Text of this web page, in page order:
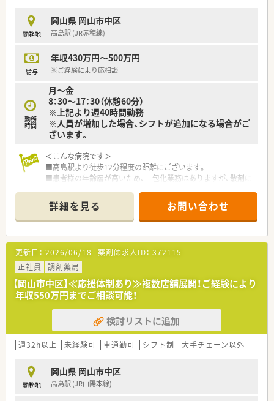
組織です。
【求人情報について】
で、これまでのご経験やスキルを十分に考慮した上で決定される
方針です。
じて支給される体制となっており、日々の頑張りが適切に評価さ
れます。
■年齢や性別は一切不問となっており、NST（栄養サポートチー
ム）の資格をお持ちの方や、今後取得を目指す意欲的な方を歓迎
します。
【勤務実態について】
■勤務時間は月曜日から金曜日の9時から17時までとなってお
り、休憩時間も1.5時間と長めに設定されているため無理なく働
けます。
■残業はほとんど発生しない環境であるため、終業後の時間を有
効に活用することができ、ワークライフバランスを重視したい方
に最適です。
■入院患者様の定期処方が毎週火曜日にあり、翌週の月曜までに
調剤を完了させることが、主な業務です。
勤務地
岡山県 岡山市中区
高島駅 (JR赤穂線)
給与
年収430万円～500万円
※ご経験により応相談
勤務
時間
月～金
8：30〜17：30（休憩60分）
※上記より週40時間勤務
※人員が増加した場合、シフトが追加になる場合がご
ざいます。
＜こんな病院です＞
■高島駅より徒歩12分程度の距離にございます。
■患者様の年齢層が高いため、一包化業務はありますが、散剤に
ん。
■1種１剤の意向で薬の品目が少ないこと・ジェネリックの使用
率が90％と高いのも特徴です。
＜業務内容＞
■調剤、監査、服薬指導、医薬品管理など
現在は院内調剤業務が中心のため、今後人員増加とともに病棟
業務等もやっていきたい意向がございます。
＜研修制度＞
■現場の先輩薬剤師より指導を受けて頂きます。
＜法人特徴＞
■創設以来『患者さんの幸せの実現』を使命として40年以上運営
■脊椎や関節などの運動器疾患の治療を担う病院であり、急性期
病棟、地域包括ケア病棟、回復期リハビリテーション病棟を備え
ています。
詳細を見る お問い合わせ
更新日： 2026/06/18 薬剤師求人ID： 372115
正社員
調剤薬局
【岡山市中区】≪応援体制あり≫複数店舗展開！ご経験により
年収550万円までご相談可能！
検討リストに追加
週32h以上 未経験可 車通勤可 シフト制 大手チェーン以外
勤務地
岡山県 岡山市中区
高島駅 (JR山陽本線)